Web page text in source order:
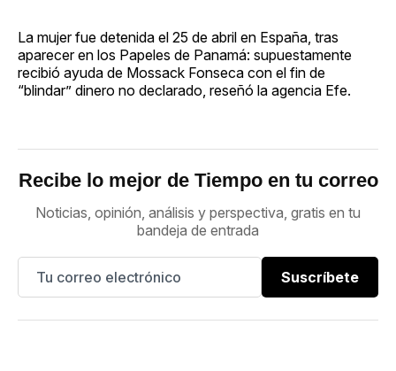
La mujer fue detenida el 25 de abril en España, tras
aparecer en los Papeles de Panamá: supuestamente
recibió ayuda de Mossack Fonseca con el fin de
“blindar” dinero no declarado, reseñó la agencia Efe.
Recibe lo mejor de Tiempo en tu correo
Noticias, opinión, análisis y perspectiva, gratis en tu
bandeja de entrada
Suscríbete